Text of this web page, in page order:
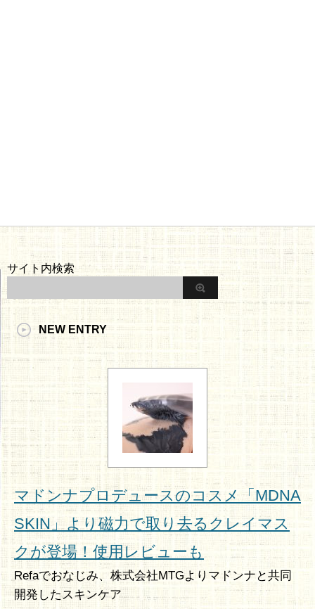
サイト内検索
NEW ENTRY
マドンナプロデュースのコスメ「MDNA
SKIN」より磁力で取り去るクレイマス
クが登場！使用レビューも
Refaでおなじみ、株式会社MTGよりマドンナと共同
開発したスキンケア